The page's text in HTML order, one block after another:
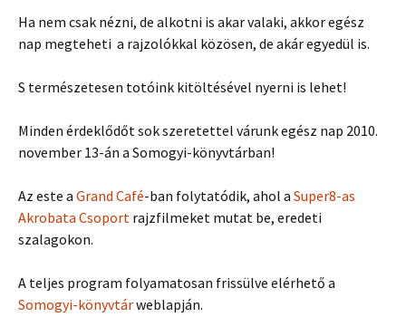
Ha nem csak nézni, de alkotni is akar valaki, akkor egész
nap megteheti a rajzolókkal közösen, de akár egyedül is.
S természetesen totóink kitöltésével nyerni is lehet!
Minden érdeklődőt sok szeretettel várunk egész nap 2010.
november 13-án a Somogyi-könyvtárban!
Az este a Grand Café-ban folytatódik, ahol a Super8-as
Akrobata Csoport rajzfilmeket mutat be, eredeti
szalagokon.
A teljes program folyamatosan frissülve elérhető a
Somogyi-könyvtárweblapján.